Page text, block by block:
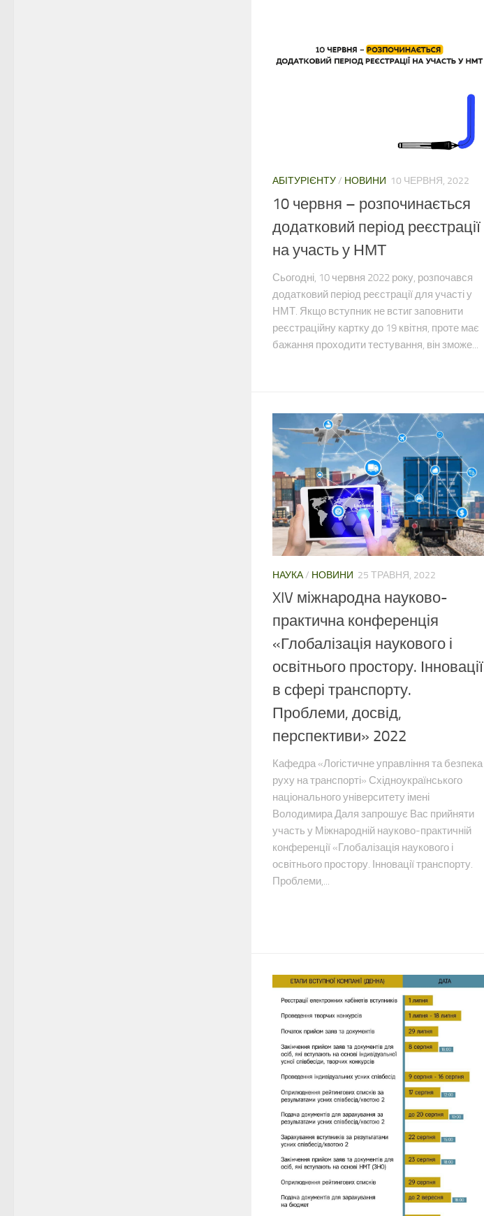
АБІТУРІЄНТУ/ НОВИНИ 10 ЧЕРВНЯ, 2022
10 червня – розпочинається
додатковий період реєстрації
на участь у НМТ
Сьогодні, 10 червня 2022 року, розпочався
додатковий період реєстрації для участі у
НМТ. Якщо вступник не встиг заповнити
реєстраційну картку до 19 квітня, проте має
бажання проходити тестування, він зможе...
НАУКА/ НОВИНИ 25 ТРАВНЯ, 2022
XIV міжнародна науково-
практична конференція
«Глобалізація наукового і
освітнього простору. Інновації
в сфері транспорту.
Проблеми, досвід,
перспективи» 2022
Кафедра «Логістичне управління та безпека
руху на транспорті» Східноукраїнського
національного університету імені
Володимира Даля запрошує Вас прийняти
участь у Міжнародній науково-практичній
конференції «Глобалізація наукового і
освітнього простору. Інновації транспорту.
Проблеми,...